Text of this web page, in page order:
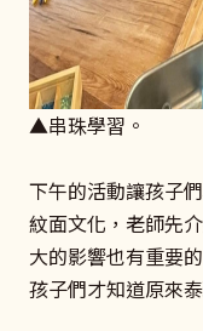
▲串珠學習。
下午的活動讓孩子
紋面文化，老師先
大的影響也有重要
孩子們才知道原來